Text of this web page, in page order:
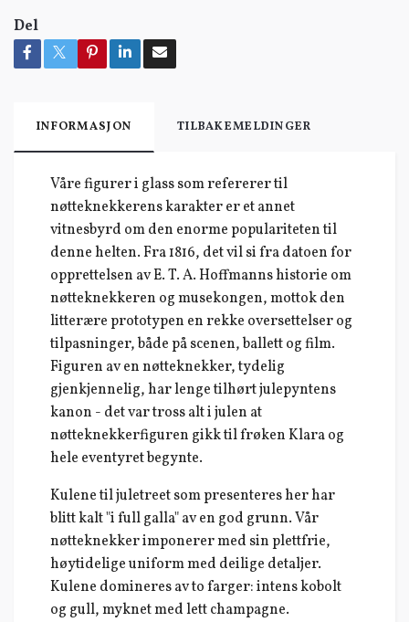
Del
INFORMASJON TILBAKEMELDINGER
Våre figurer i glass som refererer til
nøtteknekkerens karakter er et annet
vitnesbyrd om den enorme populariteten til
denne helten. Fra 1816, det vil si fra datoen for
opprettelsen av E. T. A. Hoffmanns historie om
nøtteknekkeren og musekongen, mottok den
litterære prototypen en rekke oversettelser og
tilpasninger, både på scenen, ballett og film.
Figuren av en nøtteknekker, tydelig
gjenkjennelig, har lenge tilhørt julepyntens
kanon - det var tross alt i julen at
nøtteknekkerfiguren gikk til frøken Klara og
hele eventyret begynte.
Kulene til juletreet som presenteres her har
blitt kalt "i full galla" av en god grunn. Vår
nøtteknekker imponerer med sin plettfrie,
høytidelige uniform med deilige detaljer.
Kulene domineres av to farger: intens kobolt
og gull, myknet med lett champagne.